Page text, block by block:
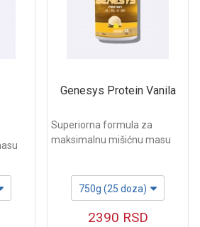
Genesys Protein Vanila
Superiorna formula za
maksimalnu mišićnu masu
750g (25 doza)
2390 RSD